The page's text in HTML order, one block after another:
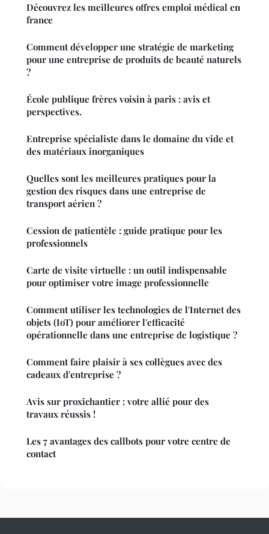
Découvrez les meilleures offres emploi médical en
france
Comment développer une stratégie de marketing
pour une entreprise de produits de beauté naturels
?
École publique frères voisin à paris : avis et
perspectives.
Entreprise spécialiste dans le domaine du vide et
des matériaux inorganiques
Quelles sont les meilleures pratiques pour la
gestion des risques dans une entreprise de
transport aérien ?
Cession de patientèle : guide pratique pour les
professionnels
Carte de visite virtuelle : un outil indispensable
pour optimiser votre image professionnelle
Comment utiliser les technologies de l'Internet des
objets (IoT) pour améliorer l'efficacité
opérationnelle dans une entreprise de logistique ?
Comment faire plaisir à ses collègues avec des
cadeaux d'entreprise ?
Avis sur proxichantier : votre allié pour des
travaux réussis !
Les 7 avantages des callbots pour votre centre de
contact